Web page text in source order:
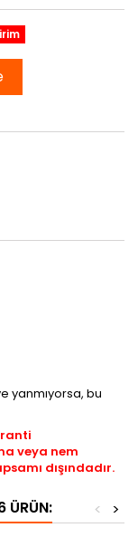
yanmıyorsa, bu
veya nem
dışındadır.
ÜRÜN: >
<